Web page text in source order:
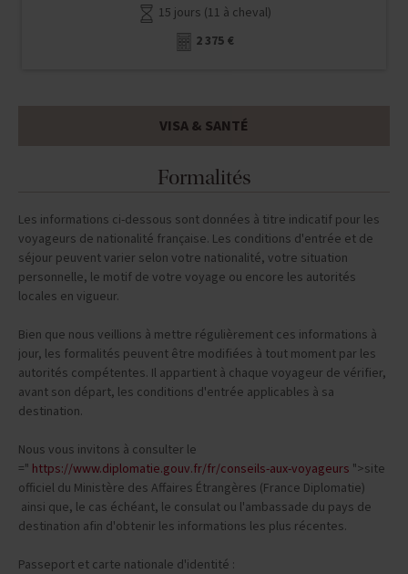
15 jours (11 à cheval)
2 375 €
VISA & SANTÉ
Formalités
Les informations ci-dessous sont données à titre indicatif pour les
voyageurs de nationalité française. Les conditions d'entrée et de
séjour peuvent varier selon votre nationalité, votre situation
personnelle, le motif de votre voyage ou encore les autorités
locales en vigueur.
Bien que nous veillions à mettre régulièrement ces informations à
jour, les formalités peuvent être modifiées à tout moment par les
autorités compétentes. Il appartient à chaque voyageur de vérifier,
avant son départ, les conditions d'entrée applicables à sa
destination.
Nous vous invitons à consulter le
=" https://www.diplomatie.gouv.fr/fr/conseils-aux-voyageurs ">site
officiel du Ministère des Affaires Étrangères (France Diplomatie)
ainsi que, le cas échéant, le consulat ou l'ambassade du pays de
destination afin d'obtenir les informations les plus récentes.
Passeport et carte nationale d'identité :